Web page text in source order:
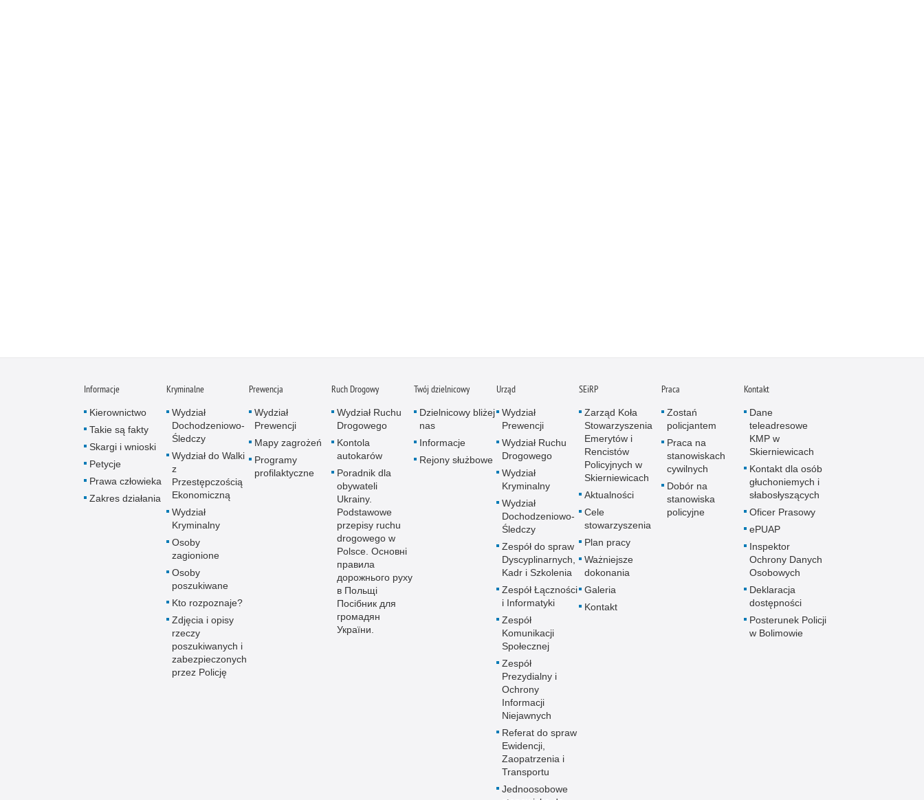
Przemoc domowa
Przemyt
Przestępczość alkoholowa
Przestępczość bankowa i kredytowa
Przestępczość cudzoziemców
Przestępczość farmaceutyczna
Przestępczość gospodarcza
Przestępczość internetowa
Przestępczość komputerowa
Przestępczość kryminalna
Przestępczość międzynarodowa
Przestępczość narkotykowa
Informacje
Kierownictwo
Takie są fakty
Skargi i wnioski
Petycje
Prawa człowieka
Zakres działania
Kryminalne
Wydział
Dochodzeniowo-
Śledczy
Wydział do Walki
z
Przestępczością
Ekonomiczną
Wydział
Kryminalny
Osoby
zagionione
Osoby
poszukiwane
Kto rozpoznaje?
Zdjęcia i opisy
rzeczy
poszukiwanych i
zabezpieczonych
przez Policję
Prewencja
Wydział
Prewencji
Mapy zagrożeń
Programy
profilaktyczne
Ruch Drogowy
Wydział Ruchu
Drogowego
Kontola
autokarów
Poradnik dla
obywateli
Ukrainy.
Podstawowe
przepisy ruchu
drogowego w
Polsce. Основні
правила
дорожнього руху
в Польщі
Посібник для
громадян
України.
Twój dzielnicowy
Dzielnicowy bliżej
nas
Informacje
Rejony służbowe
Urząd
Wydział
Prewencji
Wydział Ruchu
Drogowego
Wydział
Kryminalny
Wydział
Dochodzeniowo-
Śledczy
Zespół do spraw
Dyscyplinarnych,
Kadr i Szkolenia
Zespół Łączności
i Informatyki
Zespół
Komunikacji
Społecznej
Zespół
Prezydialny i
Ochrony
Informacji
Niejawnych
Referat do spraw
Ewidencji,
Zaopatrzenia i
Transportu
Jednoosobowe
SEiRP
Zarząd Koła
Stowarzyszenia
Emerytów i
Rencistów
Policyjnych w
Skierniewicach
Aktualności
Cele
stowarzyszenia
Plan pracy
Ważniejsze
dokonania
Galeria
Kontakt
Praca
Zostań
policjantem
Praca na
stanowiskach
cywilnych
Dobór na
stanowiska
policyjne
Kontakt
Dane
teleadresowe
KMP w
Skierniewicach
Kontakt dla osób
głuchoniemych i
słabosłyszących
Oficer Prasowy
ePUAP
Inspektor
Ochrony Danych
Osobowych
Deklaracja
dostępności
Posterunek Policji
w Bolimowie